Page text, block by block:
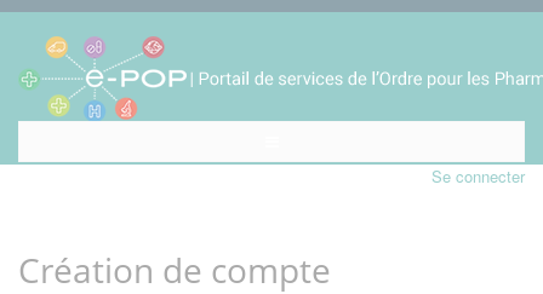
Se connecter
Création de compte